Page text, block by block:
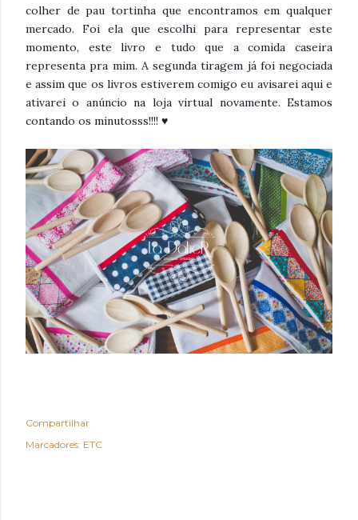
colher de pau tortinha que encontramos em qualquer
mercado. Foi ela que escolhi para representar este
momento, este livro e tudo que a comida caseira
representa pra mim. A segunda tiragem já foi negociada
e assim que os livros estiverem comigo eu avisarei aqui e
ativarei o anúncio na loja virtual novamente. Estamos
contando os minutosss!!!! ♥
Compartilhar
Marcadores: ETC